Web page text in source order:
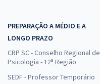
PREPARAÇÃO A MÉDIO E A
LONGO PRAZO
CRP SC - Conselho Regional de
Psicologia - 12ª Região
SEDF - Professor Temporário